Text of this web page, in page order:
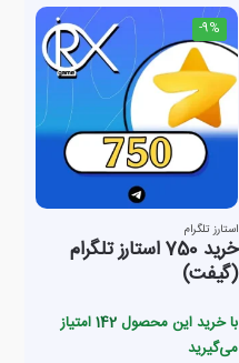
-9%
استارز تلگرام
خرید 750 استارز تلگرام
(گیفت)
با خرید این محصول142امتیاز
می‌گیرید